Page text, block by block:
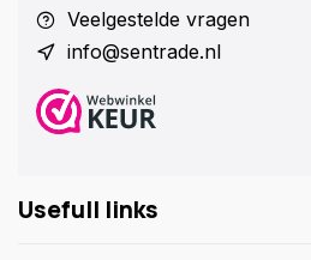
Veelgestelde vragen
info@sentrade.nl
Usefull links